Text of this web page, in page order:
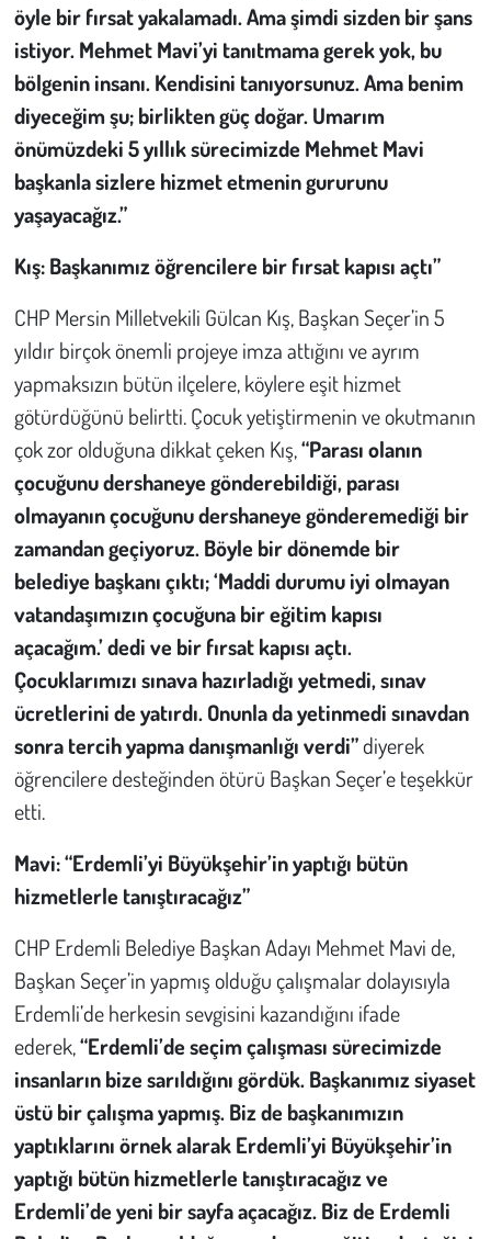
öyle bir fırsat yakalamadı. Ama şimdi sizden bir şans
istiyor. Mehmet Mavi’yi tanıtmama gerek yok, bu
bölgenin insanı. Kendisini tanıyorsunuz. Ama benim
diyeceğim şu; birlikten güç doğar. Umarım
önümüzdeki 5 yıllık sürecimizde Mehmet Mavi
başkanla sizlere hizmet etmenin gururunu
yaşayacağız.”
Kış: Başkanımız öğrencilere bir fırsat kapısı açtı”
CHP Mersin Milletvekili Gülcan Kış, Başkan Seçer’in 5
yıldır birçok önemli projeye imza attığını ve ayrım
yapmaksızın bütün ilçelere, köylere eşit hizmet
götürdüğünü belirtti. Çocuk yetiştirmenin ve okutmanın
çok zor olduğuna dikkat çeken Kış,“Parası olanın
çocuğunu dershaneye gönderebildiği, parası
olmayanın çocuğunu dershaneye gönderemediği bir
zamandan geçiyoruz. Böyle bir dönemde bir
belediye başkanı çıktı;‘Maddi durumu iyi olmayan
vatandaşımızın çocuğuna bir eğitim kapısı
açacağım.’dedi ve bir fırsat kapısı açtı.
Çocuklarımızı sınava hazırladığı yetmedi, sınav
ücretlerini de yatırdı. Onunla da yetinmedi sınavdan
sonra tercih yapma danışmanlığı verdi”diyerek
öğrencilere desteğinden ötürü Başkan Seçer’e teşekkür
etti.
Mavi: “Erdemli’yi Büyükşehir’in yaptığı bütün
hizmetlerle tanıştıracağız”
CHP Erdemli Belediye Başkan Adayı Mehmet Mavi de,
Başkan Seçer’in yapmış olduğu çalışmalar dolayısıyla
Erdemli’de herkesin sevgisini kazandığını ifade
ederek,“Erdemli’de seçim çalışması sürecimizde
insanların bize sarıldığını gördük. Başkanımız siyaset
üstü bir çalışma yapmış. Biz de başkanımızın
yaptıklarını örnek alarak Erdemli’yi Büyükşehir’in
yaptığı bütün hizmetlerle tanıştıracağız ve
Erdemli’de yeni bir sayfa açacağız. Biz de Erdemli